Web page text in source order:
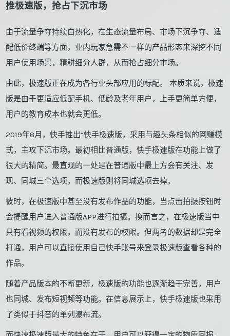
推极速版，抢占下沉市场
由于流量争夺持续白热化，在生态流量布局、市场下沉争夺、适
配低价终端等方面，业内玩家急需不一样的产品形态来深挖不同
用户使用场景，精耕细分人群，从而抢占细分市场。
由此，极速版正在成为各行业头部应用的标配。 本质来说，极速
版是由于更适应低配手机、低龄及老年用户，上手更简单方便，
用户的教育成本也就会更低。
2019年8月，快手推出“快手极速版，采用与趣头条相似的网赚模
式，主攻下沉市场。最初相比普通版，快手极速版在功能上做了
很大的精简。最直观的一处是在普通版中最上方会有关注、发
现、同城三个选项，而极速版则将同城选项去掉。
彼时，在极速版中甚至没有发布作品的功能，当点击拍摄按钮时
会提醒用户进入普通版APP进行拍摄。换而言之，在极速版当中
只有看视频的权限，而没有发布的权限。但两者的数据却是完全
打通，用户可以直接使用自己快手账号来登录极速版查看各种的
作品。
随着产品版本的不断更新，极速版的功能也逐渐趋于完善，用户
也同城、发布短视频等功能。在信息展示上，快手极速版也采用
了类似于抖音的单列瀑布流。